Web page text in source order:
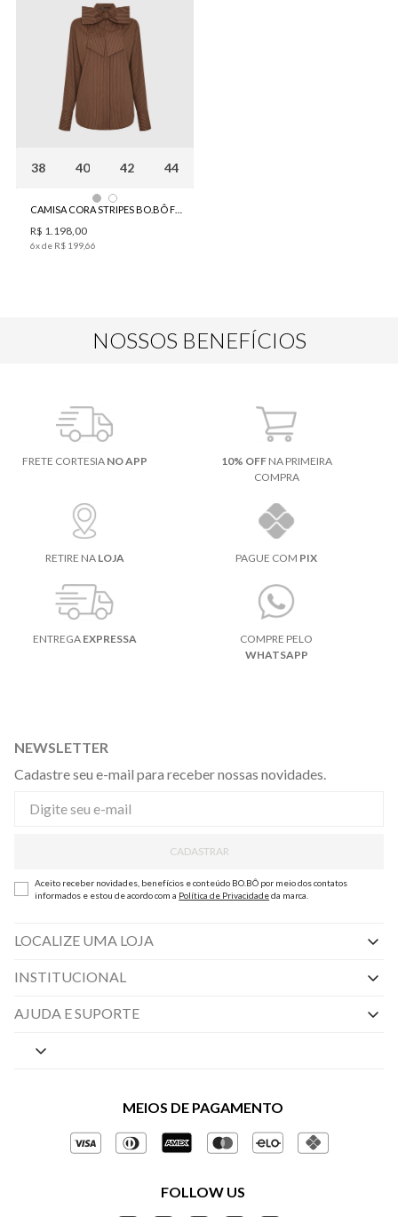
38 40 42 44
R$ 1.198,00
6x de R$ 19966
NOSSOS BENEFÍCIOS
FRETE CORTESIA NO APP 10% OFFNA PRIMEIRA
COMPRA
RETIRE NA LOJA PAGUE COM PIX
ENTREGA EXPRESSA
COMPRE PELO
WHATSAPP
NEWSLETTER
Cadastre seu e-mail para receber nossas novidades.
CADASTRAR
Aceito receber novidades, benefícios e conteúdo BO.BÔ por meio dos contatos
informados e estou de acordo com a Política de Privacidadeda marca.
LOCALIZE UMA LOJA
INSTITUCIONAL
Nossas Lojas
Políticas de Privacidade
Gestão de Privacidade
Ética e Sustentabilidade
AJUDA E SUPORTE
Central de Preferências
Perguntas frequentes
Regulamentos e Promoções
MEIOS DE PAGAMENTO
FOLLOW US